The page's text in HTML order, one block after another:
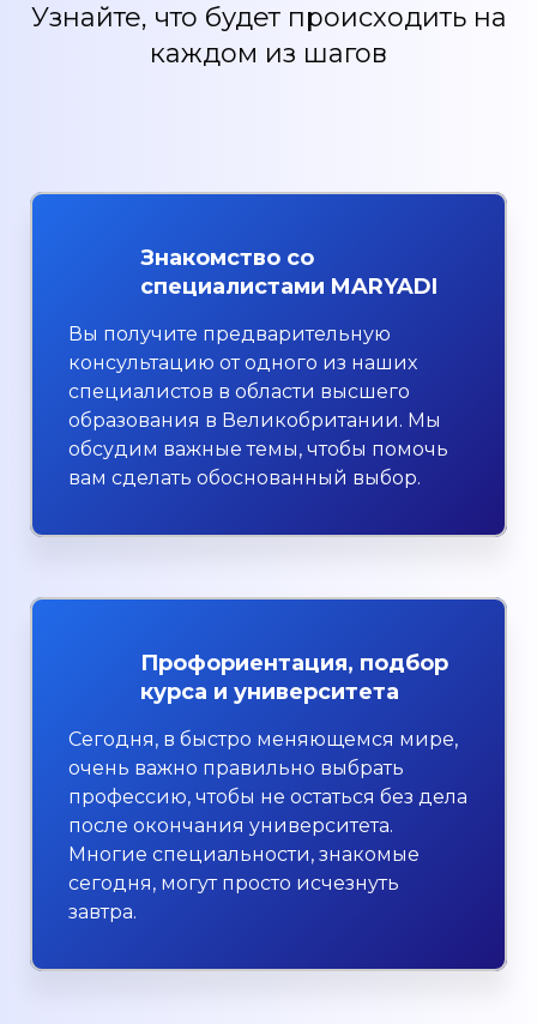
Узнайте, что будет происходить на
каждом из шагов
Знакомство со
специалистами MARYADI
Вы получите предварительную
консультацию от одного из наших
специалистов в области высшего
образования в Великобритании. Мы
обсудим важные темы, чтобы помочь
вам сделать обоснованный выбор.
Профориентация, подбор
курса и университета
Сегодня, в быстро меняющемся мире,
очень важно правильно выбрать
профессию, чтобы не остаться без дела
после окончания университета.
Многие специальности, знакомые
сегодня, могут просто исчезнуть
завтра.